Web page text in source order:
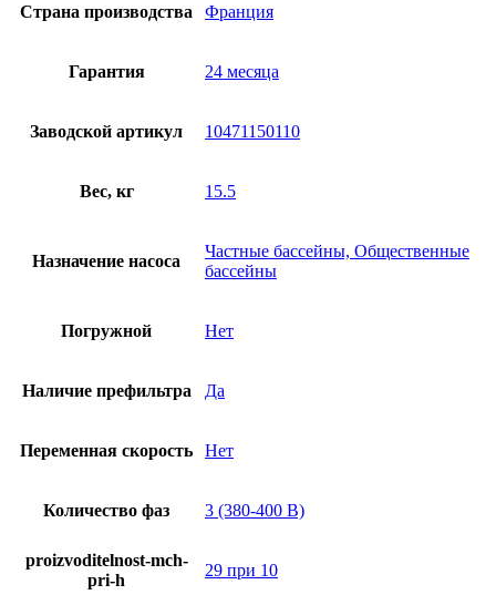
Страна производства Франция
Гарантия 24 месяца
Заводской артикул 10471150110
Вес, кг 15.5
Назначение насоса
Частные бассейны, Общественные
бассейны
Погружной Нет
Наличие префильтра Да
Переменная скорость Нет
Количество фаз 3 (380-400 В)
proizvoditelnost-mch-
pri-h
29 при 10